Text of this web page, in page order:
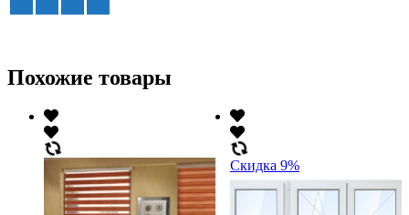
Похожие товары
Скидка 9%